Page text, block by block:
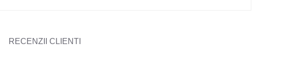
RECENZII CLIENTI